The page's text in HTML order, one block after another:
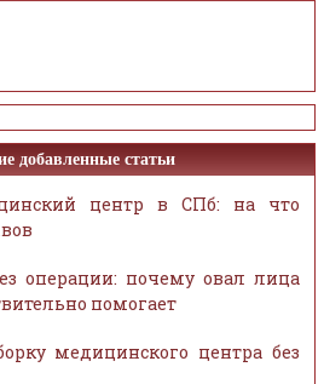
добавленные статьи
центр в СПб: на что
операции: почему овал лица
помогает
медицинского центра без